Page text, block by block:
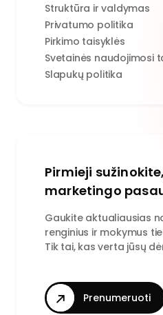
Struktūra ir valdymas
Privatumo politika
Pirkimo taisyklės
Svetainės naudojimosi
Slapukų politika
Pirmieji
marketingo
Gaukite aktualiausias
renginius ir mokymus
Tik tai, kas verta jūsų
Prenumeruoti